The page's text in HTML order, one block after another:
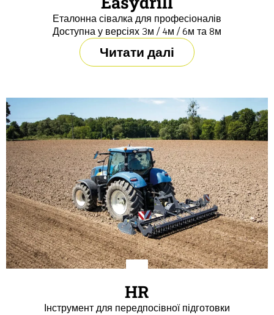
Еталонна сівалка для професіоналів
Доступна у версіях 3м / 4м / 6м та 8м
Читати далі
HR
Інструмент для передпосівної підготовки